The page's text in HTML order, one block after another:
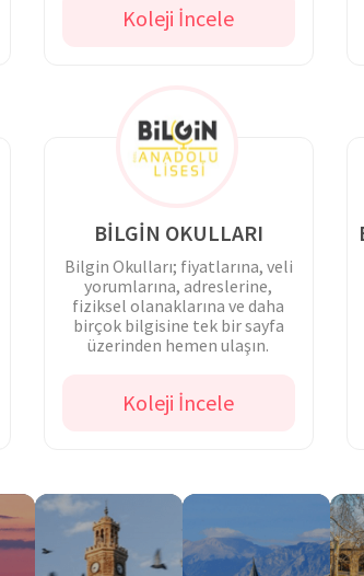
Koleji İncele
BİLGİN OKULLARI
Bilgin Okulları; fiyatlarına, veli
yorumlarına, adreslerine,
fiziksel olanaklarına ve daha
birçok bilgisine tek bir sayfa
üzerinden hemen ulaşın.
Koleji İncele